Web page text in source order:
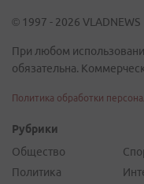
© 1997 - 2026 VLADNEWS
При любом
обязательна.
Политика обработки
Рубрики
Общество
Политика